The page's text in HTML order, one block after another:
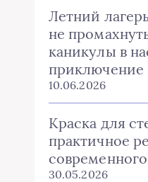
Летний
не
каникулы в
приключение
10.06.2026
Краска для
практичное
30.05.2026